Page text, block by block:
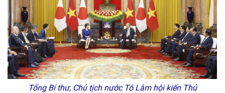
Tổng Bí thư, Chủ tịch nước Tô Lâm hội kiến Thủ